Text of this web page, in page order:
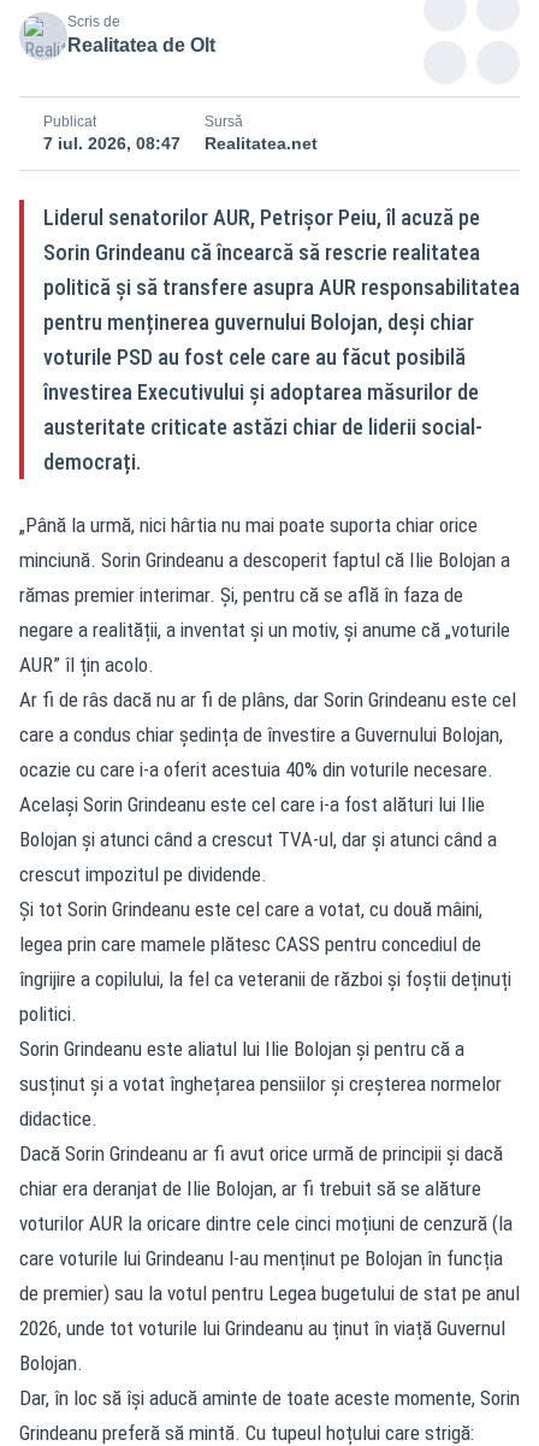
Scris de
Realitatea de Olt
Publicat
7 iul. 2026, 08:47
Sursă
Realitatea.net
Liderul senatorilor AUR, Petrișor Peiu, îl acuză pe
Sorin Grindeanu că încearcă să rescrie realitatea
politică și să transfere asupra AUR responsabilitatea
pentru menținerea guvernului Bolojan, deși chiar
voturile PSD au fost cele care au făcut posibilă
învestirea Executivului și adoptarea măsurilor de
austeritate criticate astăzi chiar de liderii social-
democrați.
„Până la urmă, nici hârtia nu mai poate suporta chiar orice
minciună. Sorin Grindeanu a descoperit faptul că Ilie Bolojan a
rămas premier interimar. Și, pentru că se află în faza de
negare a realității, a inventat și un motiv, și anume că „voturile
AUR” îl țin acolo.
Ar fi de râs dacă nu ar fi de plâns, dar Sorin Grindeanu este cel
care a condus chiar ședința de învestire a Guvernului Bolojan,
ocazie cu care i-a oferit acestuia 40% din voturile necesare.
Același Sorin Grindeanu este cel care i-a fost alături lui Ilie
Bolojan și atunci când a crescut TVA-ul, dar și atunci când a
crescut impozitul pe dividende.
Și tot Sorin Grindeanu este cel care a votat, cu două mâini,
legea prin care mamele plătesc CASS pentru concediul de
îngrijire a copilului, la fel ca veteranii de război și foștii deținuți
politici.
Sorin Grindeanu este aliatul lui Ilie Bolojan și pentru că a
susținut și a votat înghețarea pensiilor și creșterea normelor
didactice.
Dacă Sorin Grindeanu ar fi avut orice urmă de principii și dacă
chiar era deranjat de Ilie Bolojan, ar fi trebuit să se alăture
voturilor AUR la oricare dintre cele cinci moțiuni de cenzură (la
care voturile lui Grindeanu l-au menținut pe Bolojan în funcția
de premier) sau la votul pentru Legea bugetului de stat pe anul
2026, unde tot voturile lui Grindeanu au ținut în viață Guvernul
Bolojan.
Dar, în loc să își aducă aminte de toate aceste momente, Sorin
Grindeanu preferă să mintă. Cu tupeul hoțului care strigă: